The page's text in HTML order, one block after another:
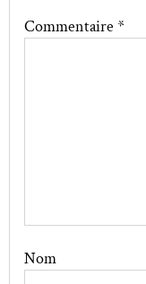
Commentaire *
Nom